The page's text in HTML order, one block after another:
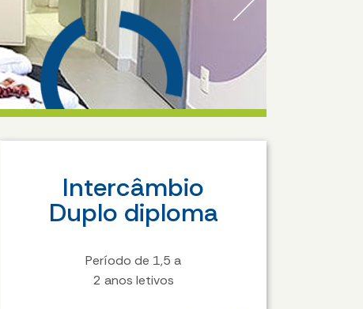
Intercâmbio
Duplo diploma
Período de 1,5 a
2 anos letivos